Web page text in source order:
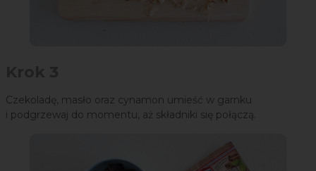
Czekoladę, masło oraz cynamon umieść w garnku
i podgrzewaj do momentu, aż składniki się połączą.